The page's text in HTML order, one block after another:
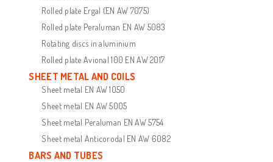
Rolled plate Ergal (EN AW 7075)
Rolled plate Peraluman EN AW 5083
Rotating discs in aluminium
Rolled plate Avional 100 EN AW 2017
SHEET METAL AND COILS
Sheet metal EN AW 1050
Sheet metal EN AW 5005
Sheet metal Peraluman EN AW 5754
Sheet metal Anticorodal EN AW 6082
BARS AND TUBES